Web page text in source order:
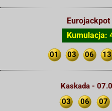
Kumulacja:
01 03 06 13
Kaskada -
03
06 07